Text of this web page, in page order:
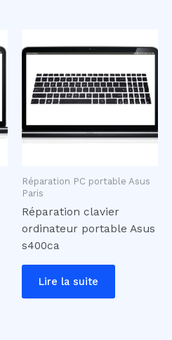
Réparation PC portable Asus
Paris
Réparation clavier
ordinateur portable Asus
s400ca
Lire la suite